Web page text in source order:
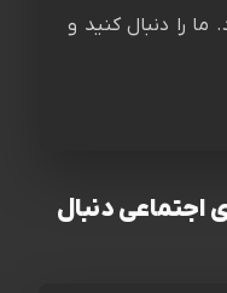
ما را دنبال کنید و
اجتماعی دنبال